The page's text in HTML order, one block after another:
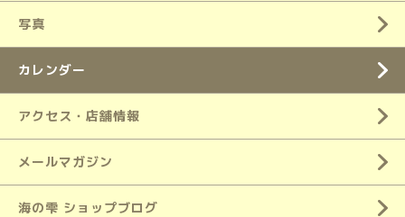
写真
カレンダー
アクセス・店舗情報
メールマガジン
海の雫 ショップブログ